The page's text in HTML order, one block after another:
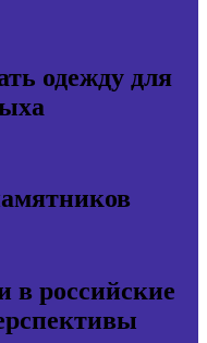
одежду для
в российские